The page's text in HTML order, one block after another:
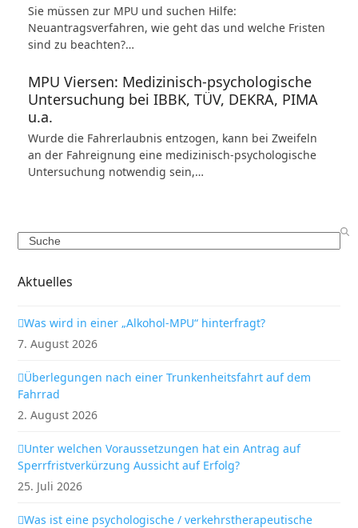
Sie müssen zur MPU und suchen Hilfe:
Neuantragsverfahren, wie geht das und welche Fristen
sind zu beachten?…
MPU Viersen: Medizinisch-psychologische
Untersuchung bei IBBK, TÜV, DEKRA, PIMA
u.a.
Wurde die Fahrerlaubnis entzogen, kann bei Zweifeln
an der Fahreignung eine medizinisch-psychologische
Untersuchung notwendig sein,…
Search
Aktuelles
Was wird in einer „Alkohol-MPU“ hinterfragt?
7. August 2026
Überlegungen nach einer Trunkenheitsfahrt auf dem
Fahrrad
2. August 2026
Unter welchen Voraussetzungen hat ein Antrag auf
Sperrfristverkürzung Aussicht auf Erfolg?
25. Juli 2026
Was ist eine psychologische / verkehrstherapeutische